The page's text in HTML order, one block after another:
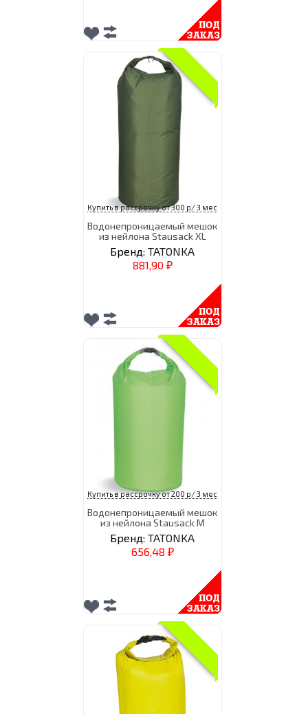
Купить в рассрочку от 300 р/ 3 мес
Водонепроницаемый мешок
из нейлона Stausack XL
Бренд: TATONKA
881,90 ₽
Купить в рассрочку от 200 р/ 3 мес
Водонепроницаемый мешок
из нейлона Stausack M
Бренд: TATONKA
656,48 ₽